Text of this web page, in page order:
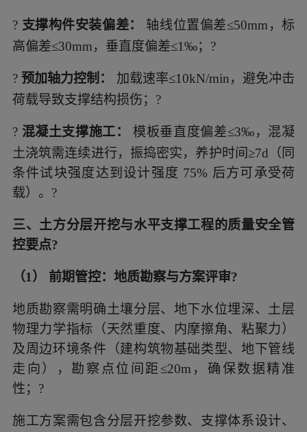
? 支撑构件安装偏差： 轴线位置偏差≤50mm，标
高偏差≤30mm，垂直度偏差≤1‰；?
? 预加轴力控制： 加载速率≤10kN/min，避免冲击
荷载导致支撑结构损伤；?
? 混凝土支撑施工： 模板垂直度偏差≤3‰，混凝
土浇筑需连续进行，振捣密实，养护时间≥7d（同
条件试块强度达到设计强度 75% 后方可承受荷
载）。?
三、土方分层开挖与水平支撑工程的质量安全管
控要点?
（1） 前期管控：地质勘察与方案评审?
地质勘察需明确土壤分层、地下水位埋深、土层
物理力学指标（天然重度、内摩擦角、粘聚力）
及周边环境条件（建构筑物基础类型、地下管线
走向），勘察点位间距≤20m，确保数据精准
性；?
施工方案需包含分层开挖参数、支撑体系设计、